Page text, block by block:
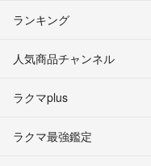
ランキング
人気商品チャンネル
ラクマplus
ラクマ最強鑑定